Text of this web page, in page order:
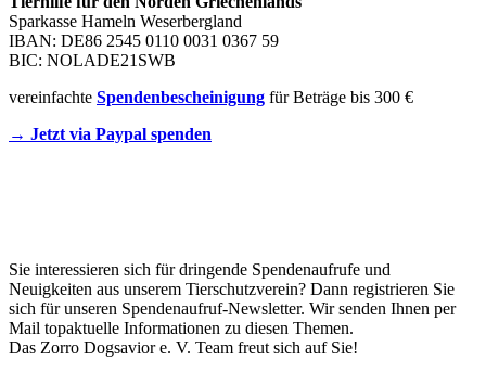
Sparkasse Hameln Weserbergland
IBAN: DE86 2545 0110 0031 0367 59
BIC: NOLADE21SWB
vereinfachte Spendenbescheinigung für Beträge bis 300 €
→ Jetzt via Paypal spenden
Sie interessieren sich für dringende Spendenaufrufe und
Neuigkeiten aus unserem Tierschutzverein? Dann registrieren Sie
sich für unseren Spendenaufruf-Newsletter. Wir senden Ihnen per
Mail topaktuelle Informationen zu diesen Themen.
Das Zorro Dogsavior e. V. Team freut sich auf Sie!